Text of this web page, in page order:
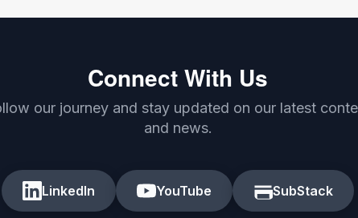
Connect With Us
our journey and stay updated on our latest
and news.
LinkedIn YouTube SubStack